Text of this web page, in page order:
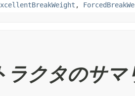
,
ラクタのサマ